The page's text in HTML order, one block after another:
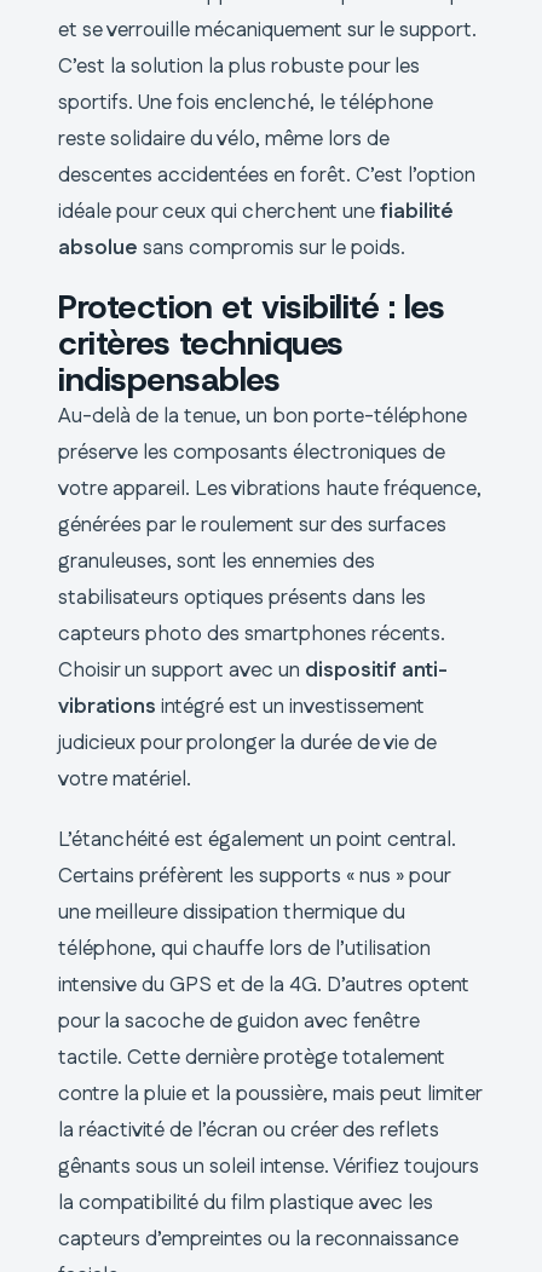
et se verrouille mécaniquement sur le support.
C’est la solution la plus robuste pour les
sportifs. Une fois enclenché, le téléphone
reste solidaire du vélo, même lors de
descentes accidentées en forêt. C’est l’option
idéale pour ceux qui cherchent unefiabilité
absolue sans compromis sur le poids.
Protection et visibilité : les
critères techniques
indispensables
Au-delà de la tenue, un bon porte-téléphone
préserve les composants électroniques de
votre appareil. Les vibrations haute fréquence,
générées par le roulement sur des surfaces
granuleuses, sont les ennemies des
stabilisateurs optiques présents dans les
capteurs photo des smartphones récents.
Choisir un support avec un dispositif anti-
vibrations intégré est un investissement
judicieux pour prolonger la durée de vie de
votre matériel.
L’étanchéité est également un point central.
Certains préfèrent les supports « nus » pour
une meilleure dissipation thermique du
téléphone, qui chauffe lors de l’utilisation
intensive du GPS et de la 4G. D’autres optent
pour la sacoche de guidon avec fenêtre
tactile. Cette dernière protège totalement
contre la pluie et la poussière, mais peut limiter
la réactivité de l’écran ou créer des reflets
gênants sous un soleil intense. Vérifiez toujours
la compatibilité du film plastique avec les
capteurs d’empreintes ou la reconnaissance